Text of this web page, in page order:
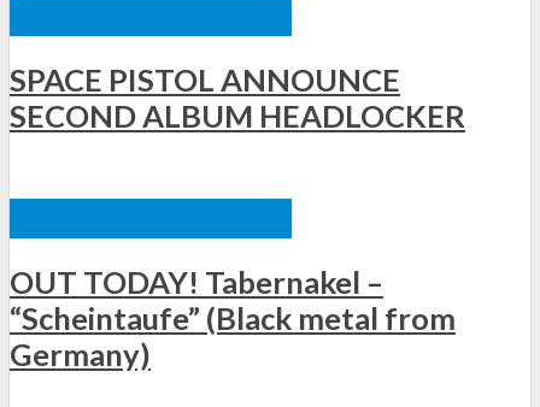
SPACE PISTOL ANNOUNCE
SECOND ALBUM HEADLOCKER
OUT TODAY! Tabernakel –
“Scheintaufe” (Black metal from
Germany)